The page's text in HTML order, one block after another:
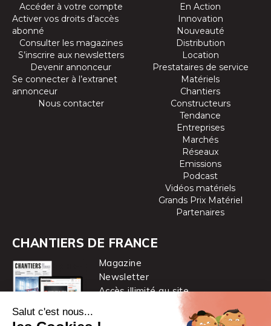
Accéder à votre compte
Activer vos droits d’accès
abonné
Consulter les magazines
S’inscrire aux newsletters
Devenir annonceur
Se connecter à l’extranet
annonceur
Nous contacter
En Action
Innovation
Nouveauté
Distribution
Location
Prestataires de service
Matériels
Chantiers
Constructeurs
Tendance
Entreprises
Marchés
Réseaux
Emissions
Podcast
Vidéos matériels
Grands Prix Matériel
Partenaires
CHANTIERS DE FRANCE
Magazine
Newsletter
Accès illimité au site